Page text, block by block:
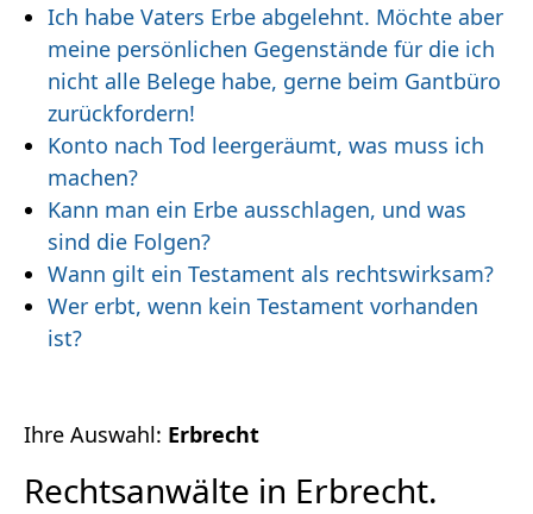
Ich habe Vaters Erbe abgelehnt. Möchte aber
meine persönlichen Gegenstände für die ich
nicht alle Belege habe, gerne beim Gantbüro
zurückfordern!
Konto nach Tod leergeräumt, was muss ich
machen?
Kann man ein Erbe ausschlagen, und was
sind die Folgen?
Wann gilt ein Testament als rechtswirksam?
Wer erbt, wenn kein Testament vorhanden
ist?
Ihre Auswahl: Erbrecht
Rechtsanwälte in Erbrecht.